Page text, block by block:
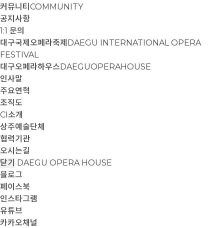
커뮤니티 COMMUNITY
공지사항
1:1 문의
대구국제오페라축제 DAEGU INTERNATIONAL OPERA
FESTIVAL
대구오페라하우스DAEGUOPERAHOUSE
인사말
주요연혁
조직도
CI소개
상주예술단체
협력기관
오시는길
닫기 DAEGU OPERA HOUSE
블로그
페이스북
인스타그램
유튜브
카카오채널